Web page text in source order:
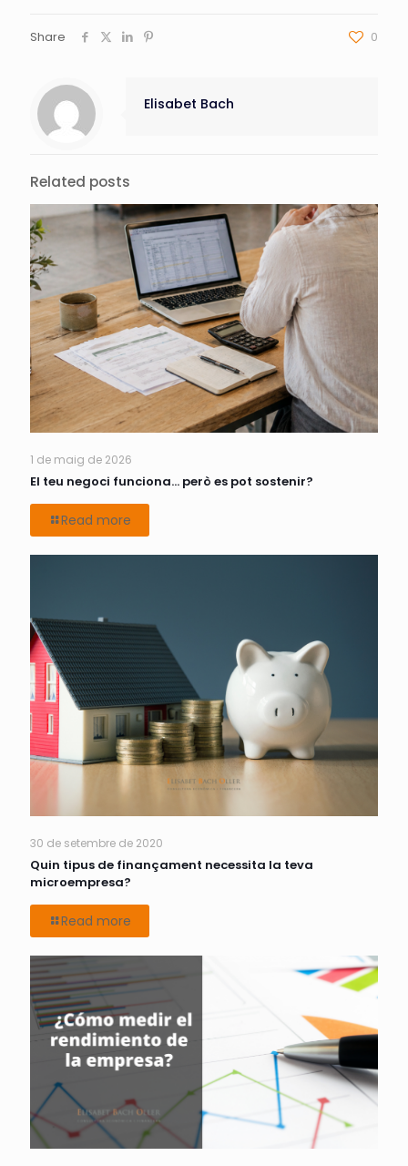
Share 0
Elisabet Bach
Related posts
1 de maig de 2026
El teu negoci funciona… però es pot sostenir?
Read more
30 de setembre de 2020
Quin tipus de finançament necessita la teva
microempresa?
Read more